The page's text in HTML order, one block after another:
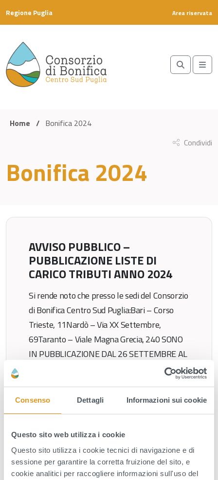
Consenso Dettagli Informazioni sui cookie
Questo sito web utilizza i cookie
Questo sito utilizza i cookie tecnici di navigazione e di
sessione per garantire la corretta fruizione del sito, e
cookie analitici per raccogliere informazioni sull'uso del
Regione Puglia Area riservata
Search
Home / Bonifica 2024
Condividi
Bonifica 2024
AVVISO PUBBLICO –
PUBBLICAZIONE LISTE DI
CARICO TRIBUTI ANNO 2024
Si rende noto che presso le sedi del Consorzio
di Bonifica Centro Sud Puglia:Bari – Corso
Trieste, 11Nardò – Via XX Settembre,
69Taranto – Viale Magna Grecia, 240 SONO
IN PUBBLICAZIONE DAL 26 SETTEMBRE AL
10 OTTOBRE 2025 LE LISTE DI CARICO
COD.630 – DIFESA IDRAULICA ECOD.648 –
MANUTENZIONE IMPIANTI […]
Leggi tutto